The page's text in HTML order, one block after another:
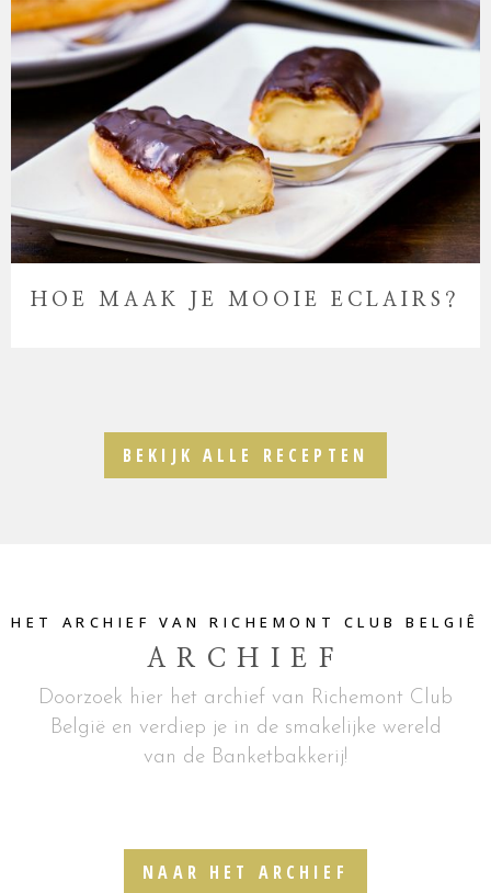
HOE MAAK JE MOOIE ECLAIRS?
BEKIJK ALLE RECEPTEN
HET ARCHIEF VAN RICHEMONT CLUB BELGIÊ
ARCHIEF
Doorzoek hier het archief van Richemont Club
België en verdiep je in de smakelijke wereld
van de Banketbakkerij!
NAAR HET ARCHIEF